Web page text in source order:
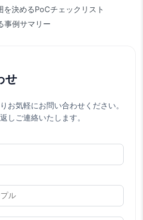
を決めるPoCチェックリスト
事例サマリー
せ
お気軽にお問い合わせください。
しご連絡いたします。